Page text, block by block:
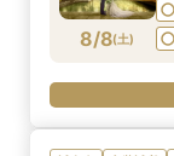
8/8(土)